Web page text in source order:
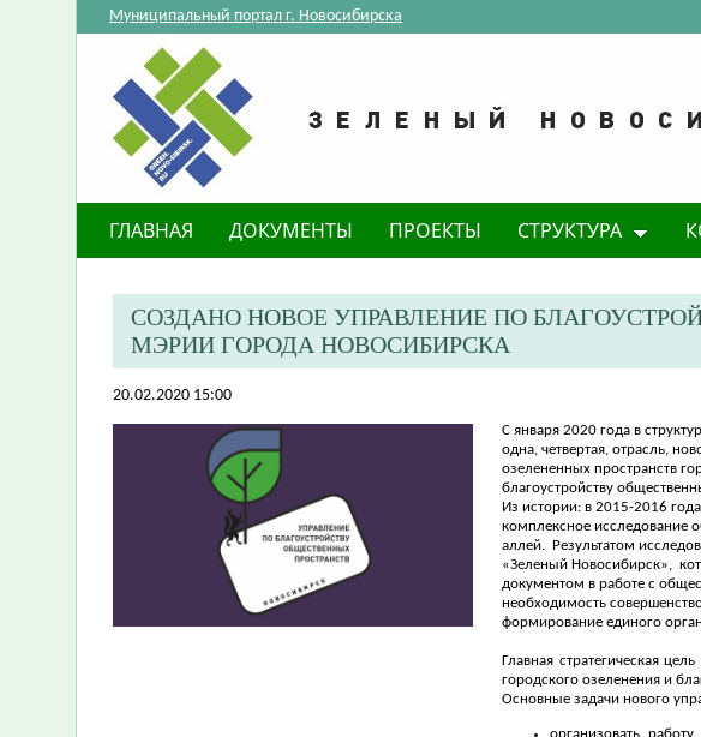
Муниципальный портал г. Новосибирска
ГЛАВНАЯ ДОКУМЕНТЫ ПРОЕКТЫ СТРУКТУРА
СОЗДАНО НОВОЕ УПРАВЛЕНИЕ ПО
МЭРИИ ГОРОДА НОВОСИБИРСКА
20.02.2020 15:00
​С января 2020 года в
одна, четвертая, отрасль,
озелененных пространств
благоустройству
Из истории: в 2015-2016
комплексное исследование
аллей. Результатом
«Зеленый Новосибирск»,
документом в работе с
необходимость
формирование единого
Главная стратегическая
городского озеленения и
Основные задачи нового